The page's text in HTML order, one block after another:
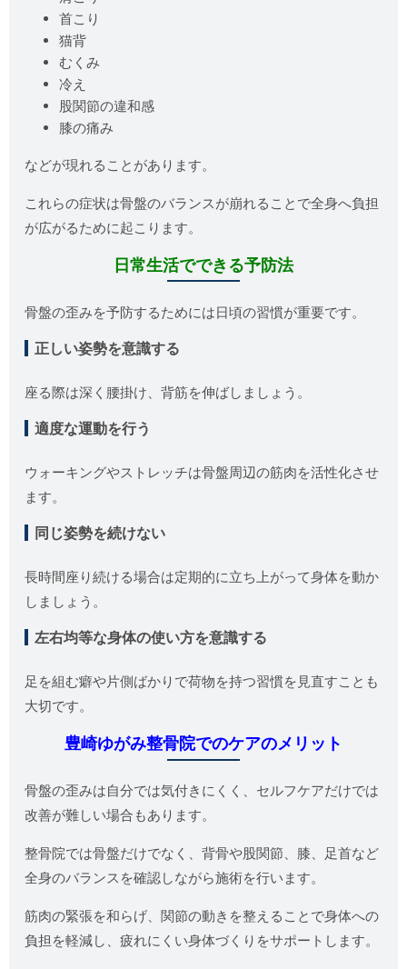
首こり
猫背
むくみ
冷え
股関節の違和感
膝の痛み
などが現れることがあります。
これらの症状は骨盤のバランスが崩れることで全身へ負担
が広がるために起こります。
日常生活でできる予防法
骨盤の歪みを予防するためには日頃の習慣が重要です。
正しい姿勢を意識する
座る際は深く腰掛け、背筋を伸ばしましょう。
適度な運動を行う
ウォーキングやストレッチは骨盤周辺の筋肉を活性化させ
ます。
同じ姿勢を続けない
長時間座り続ける場合は定期的に立ち上がって身体を動か
しましょう。
左右均等な身体の使い方を意識する
足を組む癖や片側ばかりで荷物を持つ習慣を見直すことも
大切です。
豊崎ゆがみ整骨院でのケアのメリット
骨盤の歪みは自分では気付きにくく、セルフケアだけでは
改善が難しい場合もあります。
整骨院では骨盤だけでなく、背骨や股関節、膝、足首など
全身のバランスを確認しながら施術を行います。
筋肉の緊張を和らげ、関節の動きを整えることで身体への
負担を軽減し、疲れにくい身体づくりをサポートします。